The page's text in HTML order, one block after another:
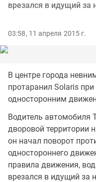
врезался в идущий за
03:58, 11 апреля 2015 г.
В центре города
протаранил Solaris
односторонним
Водитель автомобиля
дворовой территории
он начал поворот
одностороннего
правила движения,
врезался в идущий за